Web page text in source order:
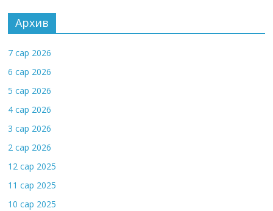
Архив
7 сар 2026
6 сар 2026
5 сар 2026
4 сар 2026
3 сар 2026
2 сар 2026
12 сар 2025
11 сар 2025
10 сар 2025